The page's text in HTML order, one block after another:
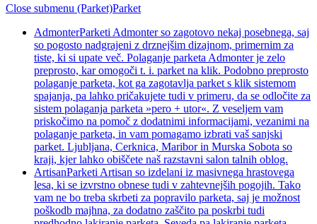
Close submenu (Parket)Parket
AdmonterParketi Admonter so zagotovo nekaj posebnega, saj
so pogosto nadgrajeni z drznejšim dizajnom, primernim za
tiste, ki si upate več. Polaganje parketa Admonter je zelo
preprosto, kar omogoči t. i. parket na klik. Podobno preprosto
polaganje parketa, kot ga zagotavlja parket s klik sistemom
spajanja, pa lahko pričakujete tudi v primeru, da se odločite za
sistem polaganja parketa »pero + utor«. Z veseljem vam
priskočimo na pomoč z dodatnimi informacijami, vezanimi na
polaganje parketa, in vam pomagamo izbrati vaš sanjski
parket. Ljubljana, Cerknica, Maribor in Murska Sobota so
kraji, kjer lahko obiščete naš razstavni salon talnih oblog.
ArtisanParketi Artisan so izdelani iz masivnega hrastovega
lesa, ki se izvrstno obnese tudi v zahtevnejših pogojih. Tako
vam ne bo treba skrbeti za popravilo parketa, saj je možnost
poškodb majhna, za dodatno zaščito pa poskrbi tudi